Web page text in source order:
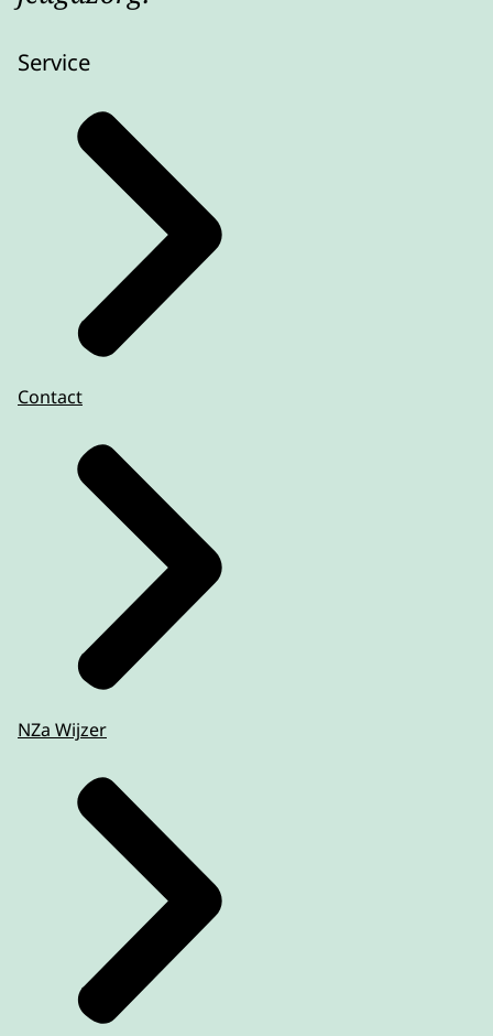
Service
Contact
NZa Wijzer